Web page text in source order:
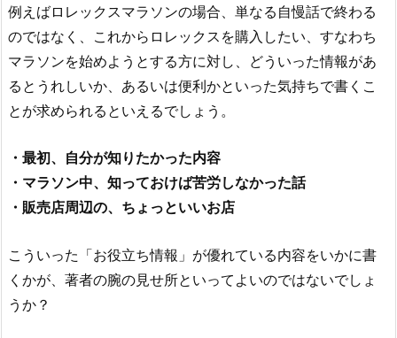
例えばロレックスマラソンの場合、単なる自慢話で終わる
のではなく、これからロレックスを購入したい、すなわち
マラソンを始めようとする方に対し、どういった情報があ
るとうれしいか、あるいは便利かといった気持ちで書くこ
とが求められるといえるでしょう。
・最初、自分が知りたかった内容
・マラソン中、知っておけば苦労しなかった話
・販売店周辺の、ちょっといいお店
こういった「お役立ち情報」が優れている内容をいかに書
くかが、著者の腕の見せ所といってよいのではないでしょ
うか？